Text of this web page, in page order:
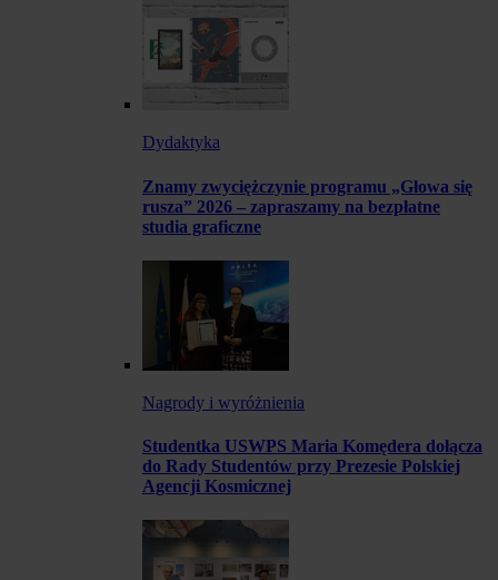
Dydaktyka
Znamy zwyciężczynie programu „Głowa się
rusza” 2026 – zapraszamy na bezpłatne
studia graficzne
Nagrody i wyróżnienia
Studentka USWPS Maria Komędera dołącza
do Rady Studentów przy Prezesie Polskiej
Agencji Kosmicznej